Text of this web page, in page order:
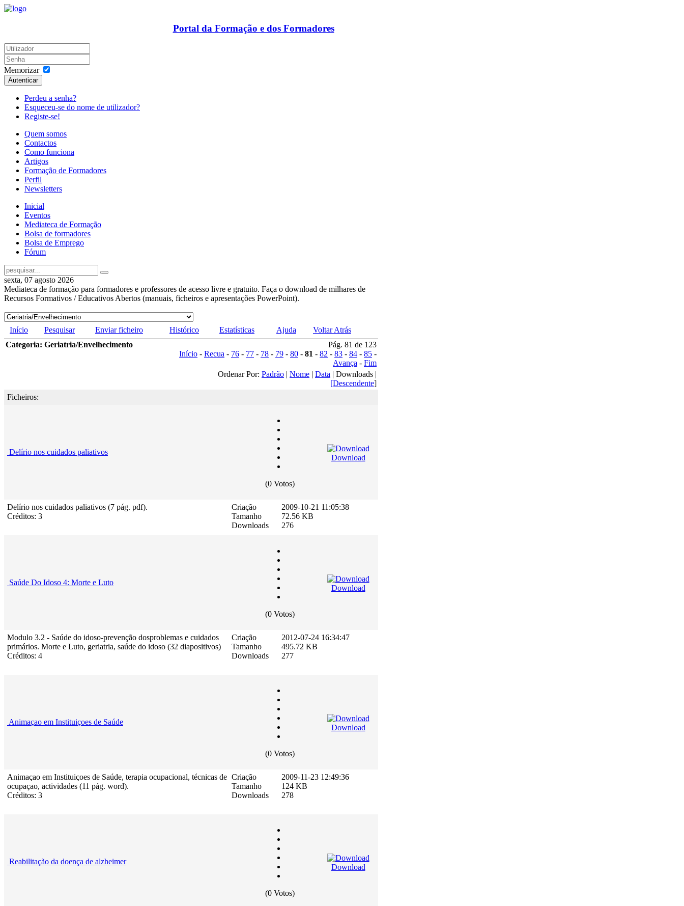
Portal da Formação e dos Formadores
Memorizar
Autenticar
Perdeu a senha?
Esqueceu-se do nome de utilizador?
Registe-se!
Quem somos
Contactos
Como funciona
Artigos
Formação de Formadores
Perfil
Newsletters
Inicial
Eventos
Mediateca de Formação
Bolsa de formadores
Bolsa de Emprego
Fórum
sexta, 07 agosto 2026
Mediateca de formação para formadores e professores de acesso livre e gratuito. Faça o download de milhares de
Recursos Formativos / Educativos Abertos (manuais, ficheiros e apresentações PowerPoint).
Início Pesquisar Enviar ficheiro Histórico Estatísticas Ajuda
Voltar Atrás
Categoria: Geriatria/Envelhecimento
Pág. 81 de 123
Início - Recua - 76 - 77 - 78 - 79 - 80 - 81 - 82 - 83 - 84 - 85 -
Avança - Fim
Ordenar Por: Padrão | Nome | Data | Downloads |
[Descendente]
Ficheiros:
Delírio nos cuidados paliativos
(0 Votos)
Download
Delírio nos cuidados paliativos (7 pág. pdf).
Créditos: 3
Criação
Tamanho
Downloads
2009-10-21 11:05:38
72.56 KB
276
Saúde Do Idoso 4: Morte e Luto
(0 Votos)
Download
Modulo 3.2 - Saúde do idoso-prevenção dosproblemas e cuidados
primários. Morte e Luto, geriatria, saúde do idoso (32 diapositivos)
Créditos: 4
Criação
Tamanho
Downloads
2012-07-24 16:34:47
495.72 KB
277
Animaçao em Instituiçoes de Saúde
(0 Votos)
Download
Animaçao em Instituiçoes de Saúde, terapia ocupacional, técnicas de
ocupaçao, actividades (11 pág. word).
Créditos: 3
Criação
Tamanho
Downloads
2009-11-23 12:49:36
124 KB
278
Reabilitação da doença de alzheimer
(0 Votos)
Download